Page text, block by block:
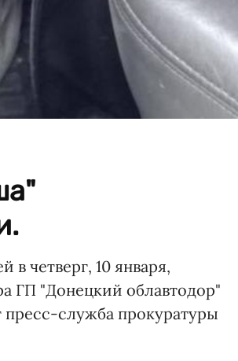
четверг, 10 января,
ГП "Донецкий облавтодор"
пресс-служба прокуратуры